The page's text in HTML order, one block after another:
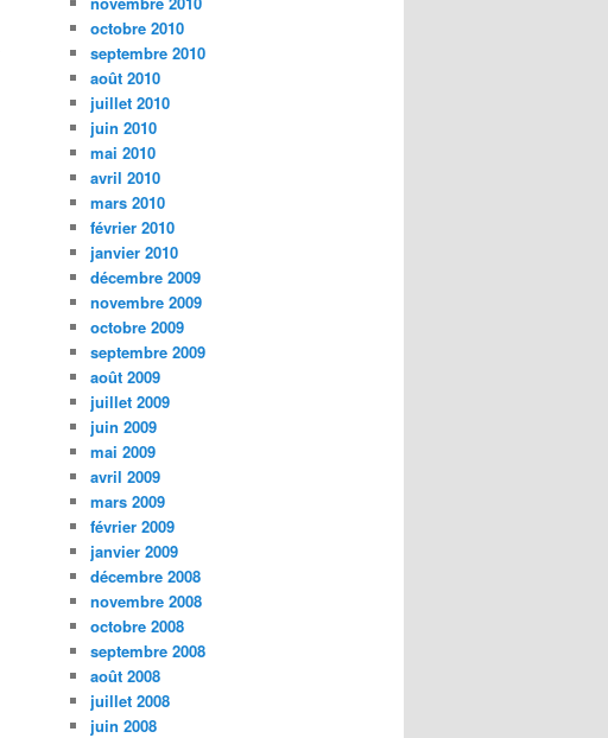
octobre 2010
septembre 2010
août 2010
juillet 2010
juin 2010
mai 2010
avril 2010
mars 2010
février 2010
janvier 2010
décembre 2009
novembre 2009
octobre 2009
septembre 2009
août 2009
juillet 2009
juin 2009
mai 2009
avril 2009
mars 2009
février 2009
janvier 2009
décembre 2008
novembre 2008
octobre 2008
septembre 2008
août 2008
juillet 2008
juin 2008